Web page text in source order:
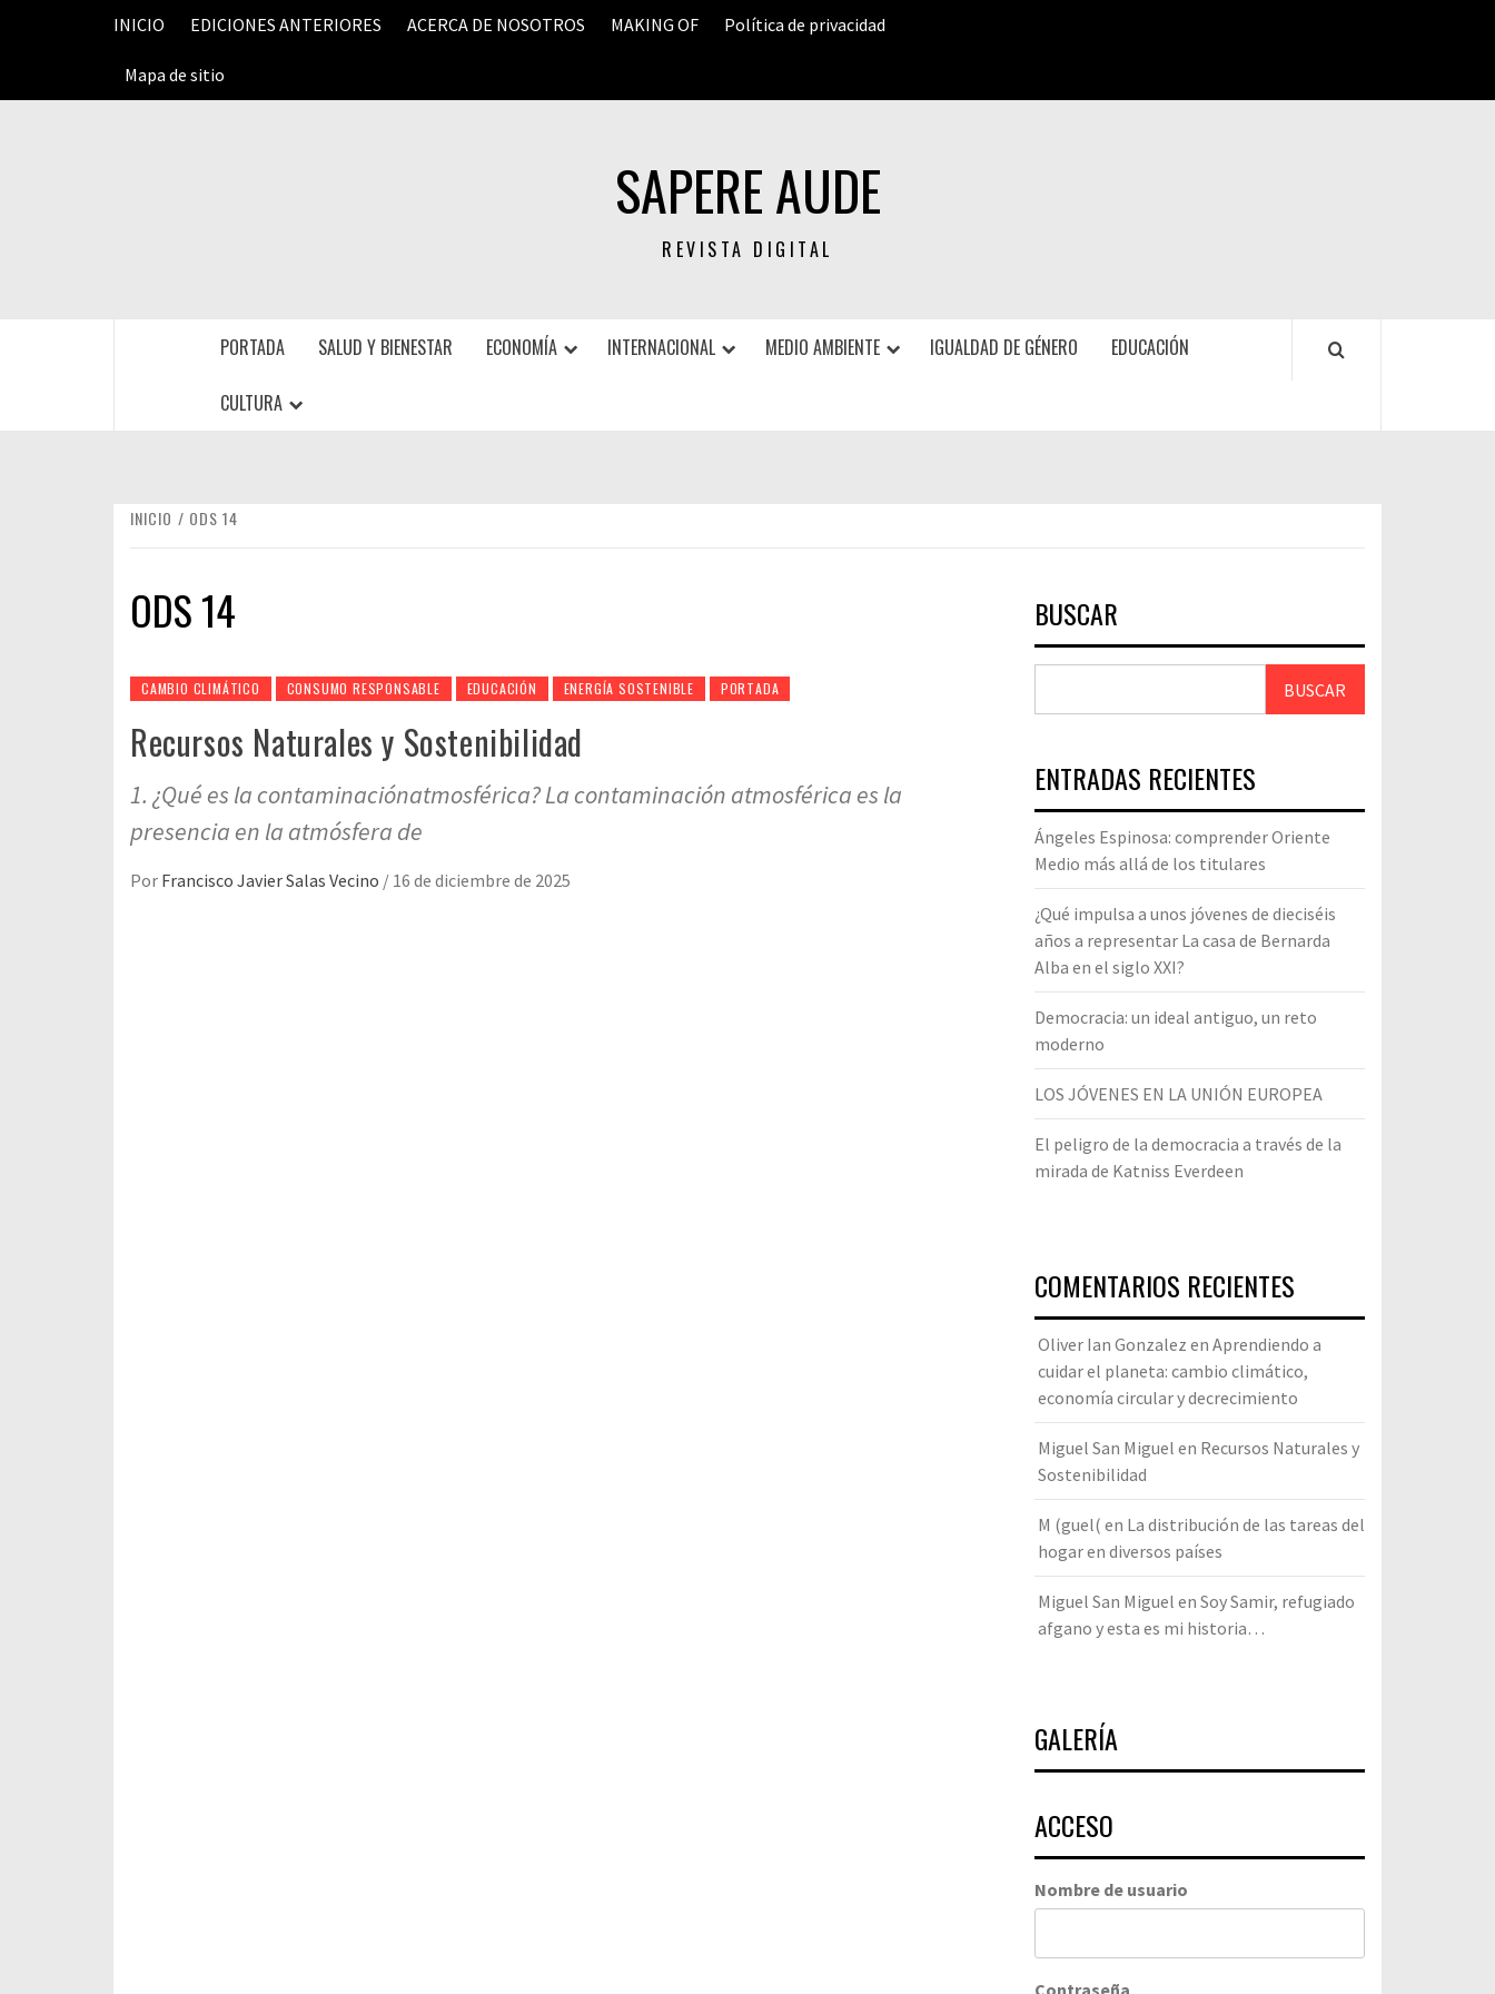
INICIO EDICIONES ANTERIORES ACERCA DE NOSOTROS MAKING OF Política de privacidad
Mapa de sitio
SAPERE AUDE
REVISTA DIGITAL
PORTADA SALUD Y BIENESTAR ECONOMÍA INTERNACIONAL MEDIO AMBIENTE IGUALDAD DE GÉNERO EDUCACIÓN
CULTURA
INICIO ODS 14
ODS 14
CAMBIO CLIMÁTICO CONSUMO RESPONSABLE EDUCACIÓN ENERGÍA SOSTENIBLE PORTADA
Recursos Naturales y Sostenibilidad
1. ¿Qué es la contaminaciónatmosférica? La contaminación atmosférica es la
presencia en la atmósfera de
Por Francisco Javier Salas Vecino / 16 de diciembre de 2025
BUSCAR
BUSCAR
ENTRADAS RECIENTES
Ángeles Espinosa: comprender Oriente
Medio más allá de los titulares
¿Qué impulsa a unos jóvenes de dieciséis
años a representar La casa de Bernarda
Alba en el siglo XXI?
Democracia: un ideal antiguo, un reto
moderno
LOS JÓVENES EN LA UNIÓN EUROPEA
El peligro de la democracia a través de la
mirada de Katniss Everdeen
COMENTARIOS RECIENTES
Oliver Ian Gonzalez en Aprendiendo a
cuidar el planeta: cambio climático,
economía circular y decrecimiento
Miguel San Miguel en Recursos Naturales y
Sostenibilidad
M (guel( en La distribución de las tareas del
hogar en diversos países
Miguel San Miguel en Soy Samir, refugiado
afgano y esta es mi historia…
GALERÍA
ACCESO
Nombre de usuario
Contraseña